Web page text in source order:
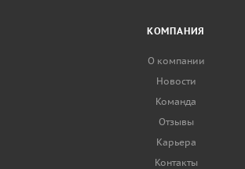
КОМПАНИЯ
О компании
Новости
Команда
Отзывы
Карьера
Контакты